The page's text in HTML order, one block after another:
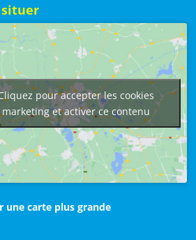
pour accepter les cookies
marketing et activer ce contenu
une carte plus grande